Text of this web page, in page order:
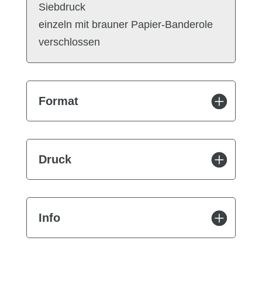
Siebdruck
einzeln mit brauner Papier-Banderole
verschlossen
Format
Druck
Info